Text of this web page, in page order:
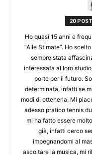
20
Ho quasi 15 anni e
“Alle Stimate”. Ho
sempre stata
interessata al loro
porte per il futuro.
determinata, infatti se
modi di ottenerla. Mi
adesso pratico tennis
mi ha fatto essere
già, infatti cerco
impegnandomi al
ascoltare la musica, mi